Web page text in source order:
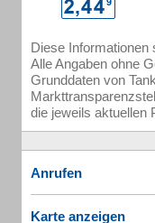
Diese Informationen
Alle Angaben ohne
Grunddaten von
die jeweils aktuellen
Anrufen
Karte anzeigen